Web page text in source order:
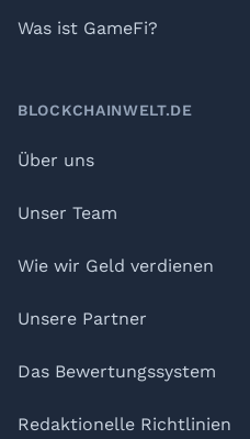
Was ist GameFi?
BLOCKCHAINWELT.DE
Über uns
Unser Team
Wie wir Geld verdienen
Unsere Partner
Das Bewertungssystem
Redaktionelle Richtlinien